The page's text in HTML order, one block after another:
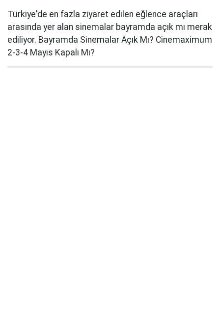
Türkiye'de en fazla ziyaret edilen eğlence araçları
arasında yer alan sinemalar bayramda açık mı merak
ediliyor. Bayramda Sinemalar Açık Mı? Cinemaximum
2-3-4 Mayıs Kapalı Mı?